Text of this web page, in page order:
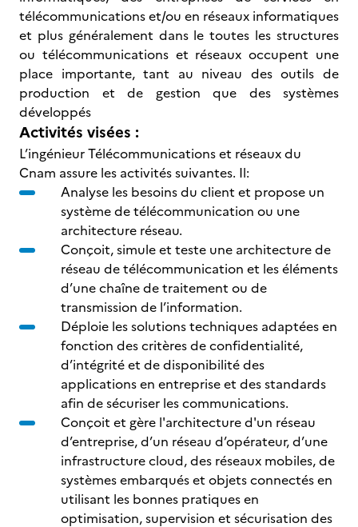
télécommunications et/ou en réseaux informatiques
et plus généralement dans le toutes les structures
ou télécommunications et réseaux occupent une
place importante, tant au niveau des outils de
production et de gestion que des systèmes
développés
Activités visées :
L’ingénieur Télécommunications et réseaux du
Cnam assure les activités suivantes. Il:
Analyse les besoins du client et propose un
système de télécommunication ou une
architecture réseau.
Conçoit, simule et teste une architecture de
réseau de télécommunication et les éléments
d’une chaîne de traitement ou de
transmission de l’information.
Déploie les solutions techniques adaptées en
fonction des critères de confidentialité,
d’intégrité et de disponibilité des
applications en entreprise et des standards
afin de sécuriser les communications.
Conçoit et gère l'architecture d'un réseau
d’entreprise, d’un réseau d’opérateur, d’une
infrastructure cloud, des réseaux mobiles, de
systèmes embarqués et objets connectés en
utilisant les bonnes pratiques en
optimisation, supervision et sécurisation des